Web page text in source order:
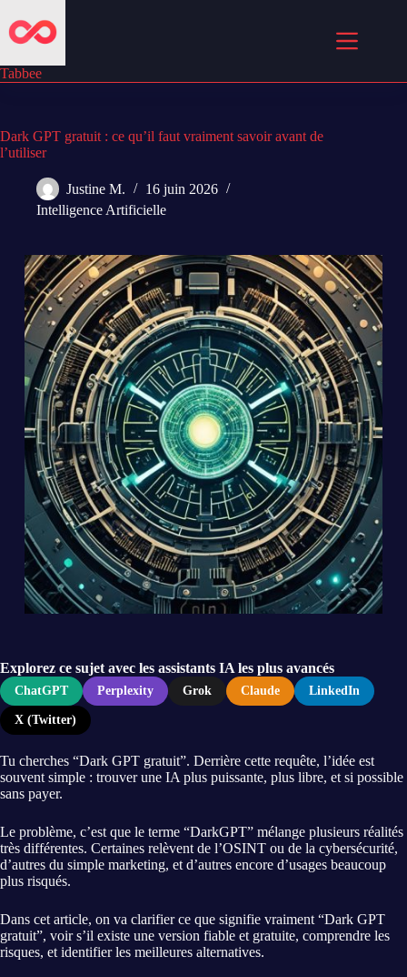
au
contenu
Tabbee
Dark GPT gratuit : ce qu’il faut vraiment savoir avant de
l’utiliser
Justine M.
16 juin 2026
Intelligence Artificielle
Explorez ce sujet avec les assistants IA les plus avancés
ChatGPT Perplexity Grok Claude LinkedIn
X (Twitter)
Tu cherches “Dark GPT gratuit”. Derrière cette requête, l’idée est
souvent simple : trouver une IA plus puissante, plus libre, et si possible
sans payer.
Le problème, c’est que le terme “DarkGPT” mélange plusieurs réalités
très différentes. Certaines relèvent de l’OSINT ou de la cybersécurité,
d’autres du simple marketing, et d’autres encore d’usages beaucoup
plus risqués.
Dans cet article, on va clarifier ce que signifie vraiment “Dark GPT
gratuit”, voir s’il existe une version fiable et gratuite, comprendre les
risques, et identifier les meilleures alternatives.